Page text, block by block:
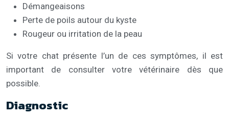
Démangeaisons
Perte de poils autour du kyste
Rougeur ou irritation de la peau
Si votre chat présente l’un de ces symptômes, il est
important de consulter votre vétérinaire dès que
possible.
Diagnostic